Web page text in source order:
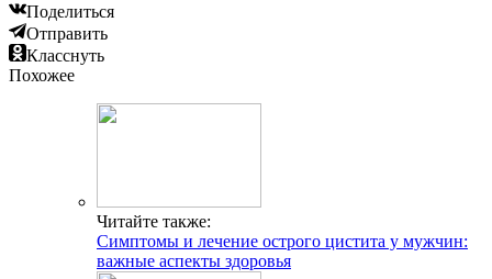
Поделиться
Отправить
Класснуть
Похожее
Читайте также:
Симптомы и лечение острого цистита у мужчин:
важные аспекты здоровья